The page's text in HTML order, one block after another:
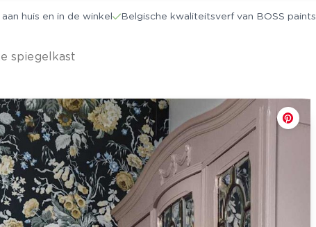
huis en in de winkel Belgische kwaliteitsverf van BOSS paints
spiegelkast